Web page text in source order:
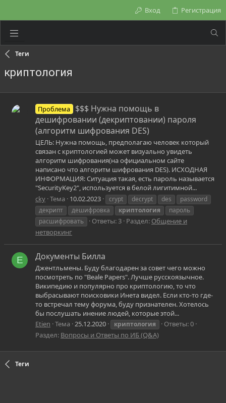
Вход Регистрация
Теги
криптология
Проблема
$$$ Нужна помощь в
дешифровании (декриптовании) пароля
(алгоритм шифрования DES)
ЦЕЛЬ: Нужна помощь, предполагаю человек который
связан с криптологией может визуально увидеть
алгоритм шифрования(на официальном сайте
написано что алгоритм шифрования DES). ИСХОДНАЯ
ИНФОРМАЦИЯ: Ситуация такая, есть пароль называется
"SecurityKey2", используется в белой лигитимной...
cky Тема 10.02.2023 crypt decrypt des
password
декрипт
дешифровка криптология
пароль
расшифровать
Ответы: 3 Раздел: Общение и
нетворкинг
E Документы Билла
Джентльмены. Буду благодарен за совет чего можно
посмотреть по "Beale Papers". Лучше русскоязычное.
Википедию и популярно про криптологию, то что
выбрасывают поисковики Инета видел. Если кто-то где-
то встречал тему форума, буду признателен. Хотелось
бы послушать инение людей, которые этой...
Etien Тема 25.12.2020 криптология
Ответы: 0
Раздел: Вопросы и Ответы по ИБ (Q&A)
Теги